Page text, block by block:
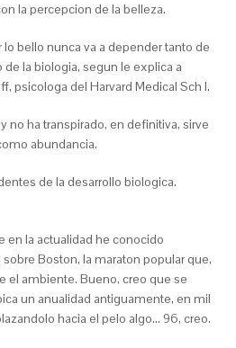
la percepcion de la belleza.
bello nunca va a depender tanto de
la biologia, segun le explica a
psicologa del Harvard Medical Sch l.
no ha transpirado, en definitiva, sirve
abundancia.
de la desarrollo biologica.
en la actualidad he conocido
sobre Boston, la maraton popular que,
el ambiente. Bueno, creo que se
un anualidad antiguamente, en mil
hacia el pelo algo… 96, creo.